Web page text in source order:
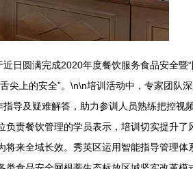
日圆满完成2020年度餐饮服务食品安全
上的安全”。\n\n培训活动中，专家团队
导及疑难解答，助力参训人员熟练把控
责餐饮管理的学员表示，培训切实提升
来全域长效。秀英区运用智能指导管理体